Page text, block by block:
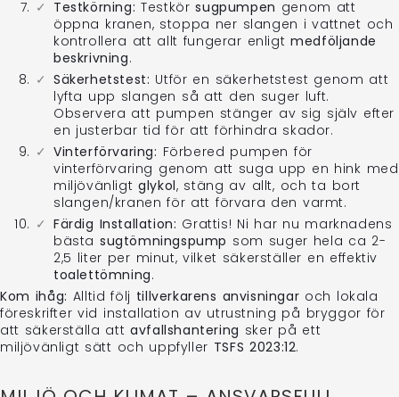
Testkörning: Testkörsugpumpen genom att
öppna kranen, stoppa ner slangen i vattnet och
kontrollera att allt fungerar enligtmedföljande
beskrivning.
Säkerhetstest: Utför en säkerhetstest genom att
lyfta upp slangen så att den suger luft.
Observera att pumpen stänger av sig själv efter
en justerbar tid för att förhindra skador.
Vinterförvaring: Förbered pumpen för
vinterförvaring genom att suga upp en hink med
miljövänligtglykol, stäng av allt, och ta bort
slangen/kranen för att förvara den varmt.
Färdig Installation: Grattis! Ni har nu marknadens
bästa sugtömningspump som suger hela ca 2-
2,5 liter per minut, vilket säkerställer en effektiv
toalettömning.
Kom ihåg: Alltid följ tillverkarens anvisningar och lokala
föreskrifter vid installation av utrustning på bryggor för
att säkerställa attavfallshantering sker på ett
miljövänligt sätt och uppfyller TSFS 2023:12.